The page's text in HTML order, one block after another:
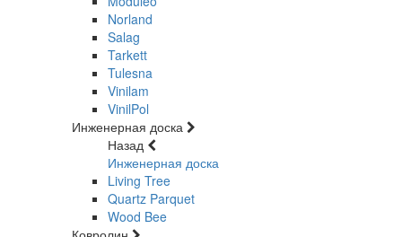
Norland
Salag
Tarkett
Tulesna
Vinilam
VinilPol
Инженерная доска
Назад
Инженерная доска
Living Tree
Quartz Parquet
Wood Bee